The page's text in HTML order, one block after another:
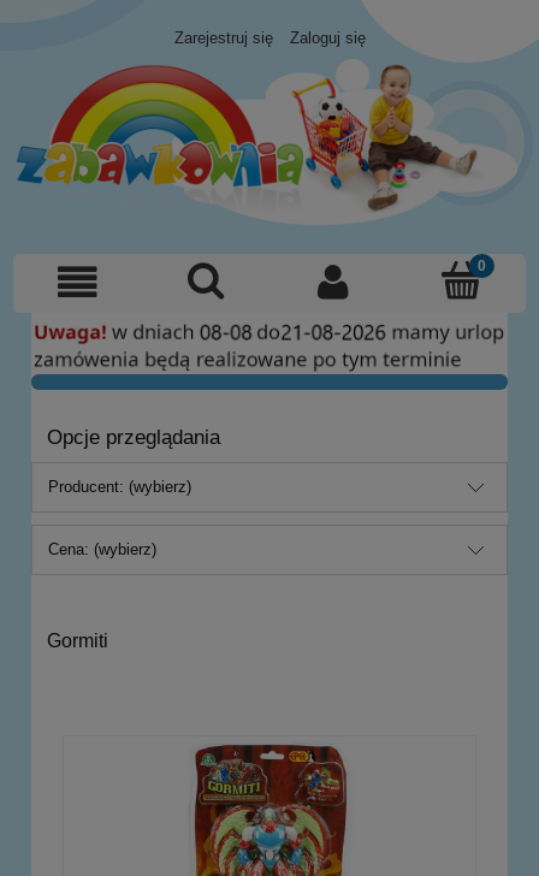
Zarejestruj się Zaloguj się
Opcje przeglądania
Producent: (wybierz)
Cena: (wybierz)
Gormiti